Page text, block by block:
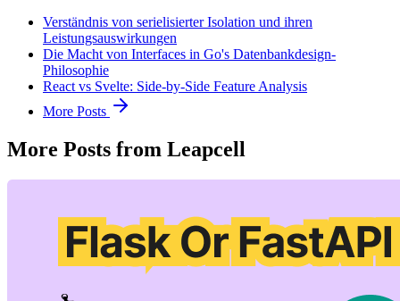
Verständnis von serielisierter Isolation und ihren
Leistungsauswirkungen
Die Macht von Interfaces in Go's Datenbankdesign-
Philosophie
React vs Svelte: Side-by-Side Feature Analysis
More Posts
More Posts from Leapcell